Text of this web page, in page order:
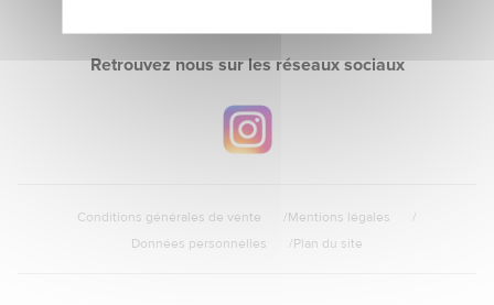
Retrouvez nous sur les réseaux sociaux
Conditions générales de vente
Mentions légales
Données personnelles
Plan du site